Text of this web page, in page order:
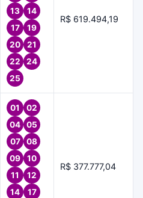
13
14
17
19
20
21
22
24
25
R$ 619.494,19
01
02
04
05
07
08
09
10
11
12
14
17
R$ 377.777,04